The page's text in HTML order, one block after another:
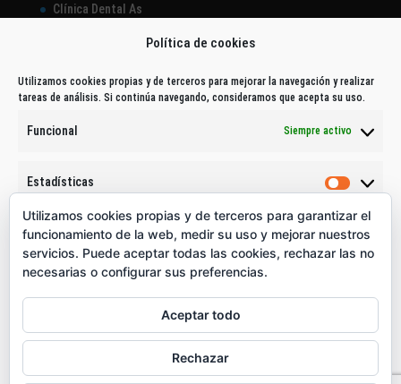
Política de cookies
Utilizamos cookies propias y de terceros para mejorar la navegación y realizar
tareas de análisis. Si continúa navegando, consideramos que acepta su uso.
Funcional Siempre activo
Estadísticas
Marketing
Denegar
Guardar preferencias
Clínica Dental As
Contacto
Dirección: Calle de Sants, 277 pral. 4 - 08028 - Barcelona
Tlf.: 932967521
WhatsApp: 640330755
Email:info@cdentalas.com
Utilizamos cookies propias y de terceros para garantizar el
funcionamiento de la web, medir su uso y mejorar nuestros
servicios. Puede aceptar todas las cookies, rechazar las no
necesarias o configurar sus preferencias.
Aceptar todo
Rechazar